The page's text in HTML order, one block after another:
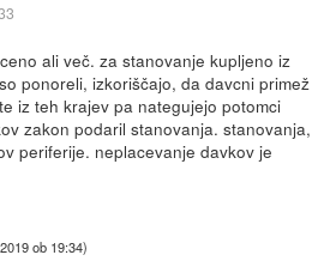
ali več. za stanovanje kupljeno iz
ponoreli, izkoriščajo, da davcni primež
iz teh krajev pa nategujejo potomci
zakon podaril stanovanja. stanovanja,
periferije. neplacevanje davkov je
ob 19:34)